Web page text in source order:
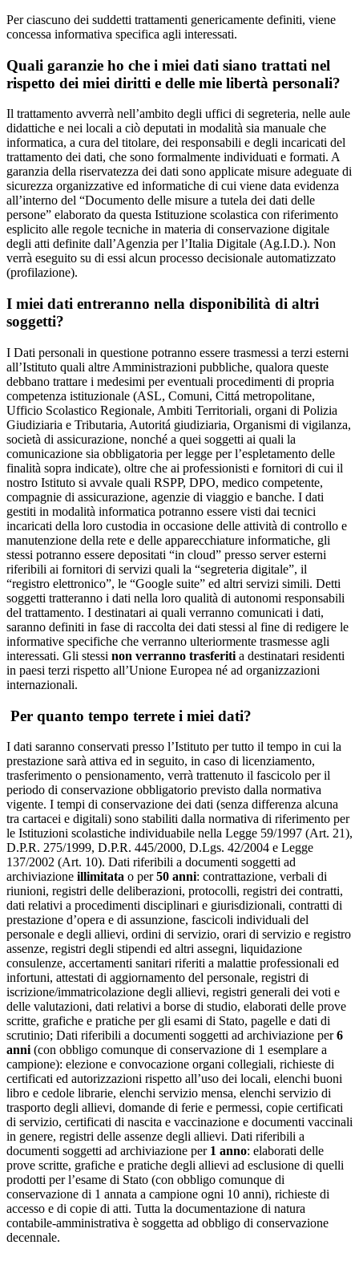
Per ciascuno dei suddetti trattamenti genericamente definiti, viene
concessa informativa specifica agli interessati.
Quali garanzie ho che i miei dati siano trattati nel
rispetto dei miei diritti e delle mie libertà personali?
Il trattamento avverrà nell’ambito degli uffici di segreteria, nelle aule
didattiche e nei locali a ciò deputati in modalità sia manuale che
informatica, a cura del titolare, dei responsabili e degli incaricati del
trattamento dei dati, che sono formalmente individuati e formati. A
garanzia della riservatezza dei dati sono applicate misure adeguate di
sicurezza organizzative ed informatiche di cui viene data evidenza
all’interno del “Documento delle misure a tutela dei dati delle
persone” elaborato da questa Istituzione scolastica con riferimento
esplicito alle regole tecniche in materia di conservazione digitale
degli atti definite dall’Agenzia per l’Italia Digitale (Ag.I.D.). Non
verrà eseguito su di essi alcun processo decisionale automatizzato
(profilazione).
I miei dati entreranno nella disponibilità di altri
soggetti?
I Dati personali in questione potranno essere trasmessi a terzi esterni
all’Istituto quali altre Amministrazioni pubbliche, qualora queste
debbano trattare i medesimi per eventuali procedimenti di propria
competenza istituzionale (ASL, Comuni, Cittá metropolitane,
Ufficio Scolastico Regionale, Ambiti Territoriali, organi di Polizia
Giudiziaria e Tributaria, Autoritá giudiziaria, Organismi di vigilanza,
società di assicurazione, nonché a quei soggetti ai quali la
comunicazione sia obbligatoria per legge per l’espletamento delle
finalità sopra indicate), oltre che ai professionisti e fornitori di cui il
nostro Istituto si avvale quali RSPP, DPO, medico competente,
compagnie di assicurazione, agenzie di viaggio e banche. I dati
gestiti in modalità informatica potranno essere visti dai tecnici
incaricati della loro custodia in occasione delle attività di controllo e
manutenzione della rete e delle apparecchiature informatiche, gli
stessi potranno essere depositati “in cloud” presso server esterni
riferibili ai fornitori di servizi quali la “segreteria digitale”, il
“registro elettronico”, le “Google suite” ed altri servizi simili. Detti
soggetti tratteranno i dati nella loro qualità di autonomi responsabili
del trattamento. I destinatari ai quali verranno comunicati i dati,
saranno definiti in fase di raccolta dei dati stessi al fine di redigere le
informative specifiche che verranno ulteriormente trasmesse agli
interessati. Gli stessi non verranno trasferiti a destinatari residenti
in paesi terzi rispetto all’Unione Europea né ad organizzazioni
internazionali.
Per quanto tempo terrete i miei dati?
I dati saranno conservati presso l’Istituto per tutto il tempo in cui la
prestazione sarà attiva ed in seguito, in caso di licenziamento,
trasferimento o pensionamento, verrà trattenuto il fascicolo per il
periodo di conservazione obbligatorio previsto dalla normativa
vigente. I tempi di conservazione dei dati (senza differenza alcuna
tra cartacei e digitali) sono stabiliti dalla normativa di riferimento per
le Istituzioni scolastiche individuabile nella Legge 59/1997 (Art. 21),
D.P.R. 275/1999, D.P.R. 445/2000, D.Lgs. 42/2004 e Legge
137/2002 (Art. 10). Dati riferibili a documenti soggetti ad
archiviazione illimitata o per50 anni: contrattazione, verbali di
riunioni, registri delle deliberazioni, protocolli, registri dei contratti,
dati relativi a procedimenti disciplinari e giurisdizionali, contratti di
prestazione d’opera e di assunzione, fascicoli individuali del
personale e degli allievi, ordini di servizio, orari di servizio e registro
assenze, registri degli stipendi ed altri assegni, liquidazione
consulenze, accertamenti sanitari riferiti a malattie professionali ed
infortuni, attestati di aggiornamento del personale, registri di
iscrizione/immatricolazione degli allievi, registri generali dei voti e
delle valutazioni, dati relativi a borse di studio, elaborati delle prove
scritte, grafiche e pratiche per gli esami di Stato, pagelle e dati di
scrutinio; Dati riferibili a documenti soggetti ad archiviazione per6
anni (con obbligo comunque di conservazione di 1 esemplare a
campione): elezione e convocazione organi collegiali, richieste di
certificati ed autorizzazioni rispetto all’uso dei locali, elenchi buoni
libro e cedole librarie, elenchi servizio mensa, elenchi servizio di
trasporto degli allievi, domande di ferie e permessi, copie certificati
di servizio, certificati di nascita e vaccinazione e documenti vaccinali
in genere, registri delle assenze degli allievi. Dati riferibili a
documenti soggetti ad archiviazione per 1 anno: elaborati delle
prove scritte, grafiche e pratiche degli allievi ad esclusione di quelli
prodotti per l’esame di Stato (con obbligo comunque di
conservazione di 1 annata a campione ogni 10 anni), richieste di
accesso e di copie di atti. Tutta la documentazione di natura
contabile-amministrativa è soggetta ad obbligo di conservazione
decennale.